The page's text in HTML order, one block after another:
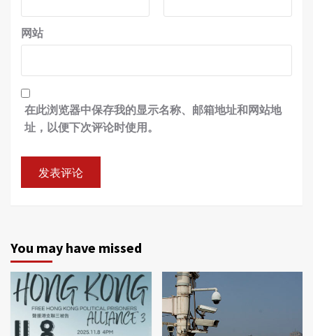
网站
在此浏览器中保存我的显示名称、邮箱地址和网站地
址，以便下次评论时使用。
You may have missed